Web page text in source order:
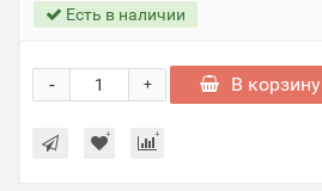
Есть в наличии
+
- В корзину